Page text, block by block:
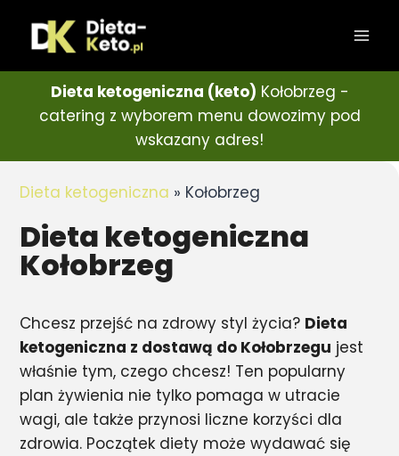
Dieta ketogeniczna (keto) Kołobrzeg -
catering z wyborem menu dowozimy pod
wskazany adres!
Dieta ketogeniczna » Kołobrzeg
Dieta ketogeniczna
Kołobrzeg
Chcesz przejść na zdrowy styl życia? Dieta
ketogeniczna z dostawą do Kołobrzegu jest
właśnie tym, czego chcesz! Ten popularny
plan żywienia nie tylko pomaga w utracie
wagi, ale także przynosi liczne korzyści dla
zdrowia. Początek diety może wydawać się